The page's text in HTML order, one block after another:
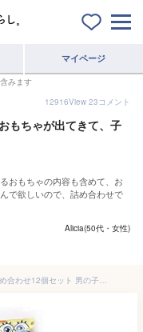
マイページ
みます
12916View 23コメント
もちゃが出てきて、子
おもちゃの内容も含めて、お
で欲しいので、詰め合わせで
Alicia(50代・女性)
「mdk」入浴剤 バスボムセット おもちゃ 詰め合わせ12個セット 男の子用 中身はおまかせ 子供用入浴剤 お得 子供用 バスボール キャラクター お風呂遊び